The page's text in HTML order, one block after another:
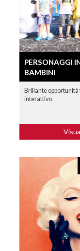
PERSONAGGI
BAMBINI
Brillante
interattivo